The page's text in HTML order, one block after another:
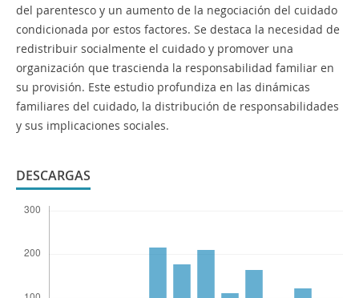
del parentesco y un aumento de la negociación del cuidado
condicionada por estos factores. Se destaca la necesidad de
redistribuir socialmente el cuidado y promover una
organización que trascienda la responsabilidad familiar en
su provisión. Este estudio profundiza en las dinámicas
familiares del cuidado, la distribución de responsabilidades
y sus implicaciones sociales.
DESCARGAS